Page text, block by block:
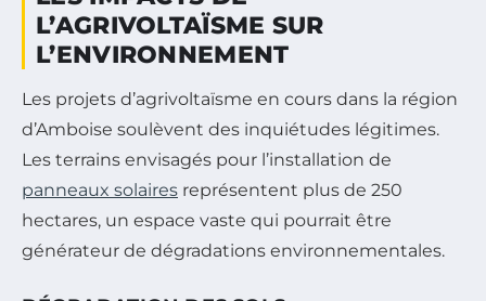
L’AGRIVOLTAÏSME SUR
L’ENVIRONNEMENT
Les projets d’agrivoltaïsme en cours dans la région
d’Amboise soulèvent des inquiétudes légitimes.
Les terrains envisagés pour l’installation de
panneaux solaires représentent plus de 250
hectares, un espace vaste qui pourrait être
générateur de dégradations environnementales.